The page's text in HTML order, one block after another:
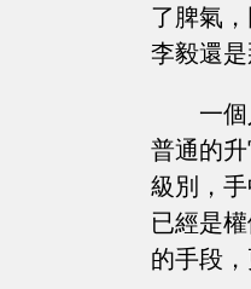
了脾氣
李毅還
一
普通的
級別，
已經是
的手段